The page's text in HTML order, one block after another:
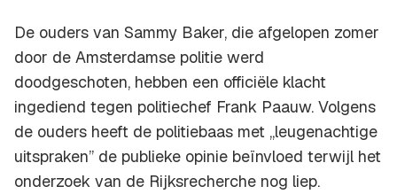
De ouders van Sammy Baker, die afgelopen zomer
door de Amsterdamse politie werd
doodgeschoten, hebben een officiële klacht
ingediend tegen politiechef Frank Paauw. Volgens
de ouders heeft de politiebaas met ,,leugenachtige
uitspraken” de publieke opinie beïnvloed terwijl het
onderzoek van de Rijksrecherche nog liep.